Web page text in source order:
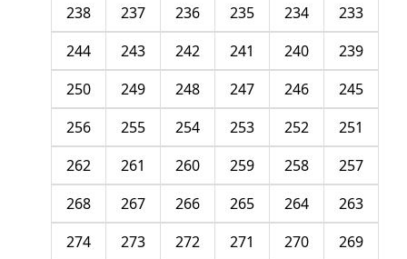
233
234
235
236
237
238
239
240
241
242
243
244
245
246
247
248
249
250
251
252
253
254
255
256
257
258
259
260
261
262
263
264
265
266
267
268
269
270
271
272
273
274